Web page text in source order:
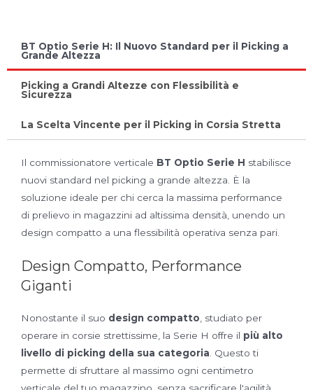
BT Optio Serie H: Il Nuovo Standard per il Picking a
Grande Altezza
Picking a Grandi Altezze con Flessibilità e
Sicurezza
La Scelta Vincente per il Picking in Corsia Stretta
Il commissionatore verticale BT Optio Serie H stabilisce
nuovi standard nel picking a grande altezza. È la
soluzione ideale per chi cerca la massima performance
di prelievo in magazzini ad altissima densità, unendo un
design compatto a una flessibilità operativa senza pari.
Design Compatto, Performance
Giganti
Nonostante il suo design compatto, studiato per
operare in corsie strettissime, la Serie H offre il più alto
livello di picking della sua categoria. Questo ti
permette di sfruttare al massimo ogni centimetro